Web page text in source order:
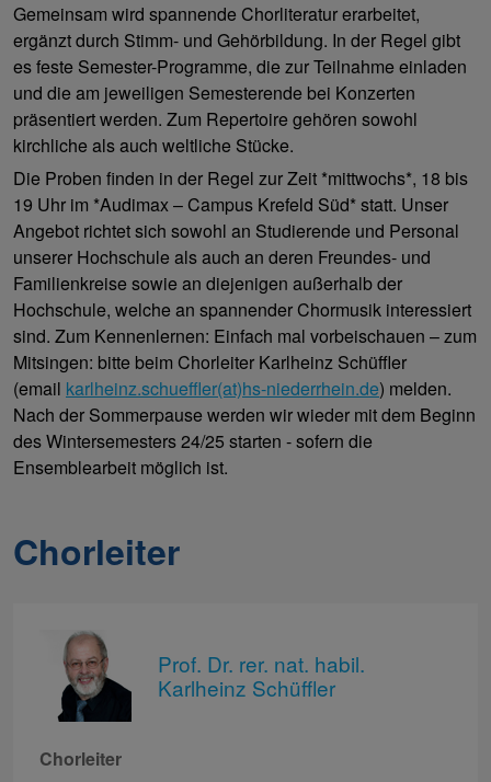
Gemeinsam wird spannende Chorliteratur erarbeitet,
ergänzt durch Stimm- und Gehörbildung. In der Regel gibt
es feste Semester-Programme, die zur Teilnahme einladen
und die am jeweiligen Semesterende bei Konzerten
präsentiert werden. Zum Repertoire gehören sowohl
kirchliche als auch weltliche Stücke.
Die Proben finden in der Regel zur Zeit *mittwochs*, 18 bis
19 Uhr im *Audimax – Campus Krefeld Süd* statt. Unser
Angebot richtet sich sowohl an Studierende und Personal
unserer Hochschule als auch an deren Freundes- und
Familienkreise sowie an diejenigen außerhalb der
Hochschule, welche an spannender Chormusik interessiert
sind. Zum Kennenlernen: Einfach mal vorbeischauen – zum
Mitsingen: bitte beim Chorleiter Karlheinz Schüffler
(email karlheinz.schueffler(at)hs-niederrhein.de) melden.
Nach der Sommerpause werden wir wieder mit dem Beginn
des Wintersemesters 24/25 starten - sofern die
Ensemblearbeit möglich ist.
Chorleiter
Prof. Dr. rer. nat. habil.
Karlheinz Schüffler
Chorleiter